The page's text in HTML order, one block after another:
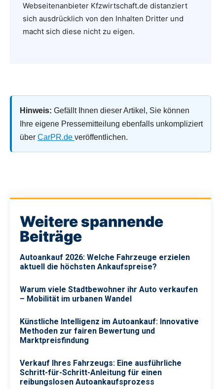
Webseitenanbieter Kfzwirtschaft.de distanziert
sich ausdrücklich von den Inhalten Dritter und
macht sich diese nicht zu eigen.
Hinweis: Gefällt Ihnen dieser Artikel, Sie können
Ihre eigene Pressemitteilung ebenfalls unkompliziert
über CarPR.de veröffentlichen.
Weitere spannende
Beiträge
Autoankauf 2026: Welche Fahrzeuge erzielen
aktuell die höchsten Ankaufspreise?
Warum viele Stadtbewohner ihr Auto verkaufen
– Mobilität im urbanen Wandel
Künstliche Intelligenz im Autoankauf: Innovative
Methoden zur fairen Bewertung und
Marktpreisfindung
Verkauf Ihres Fahrzeugs: Eine ausführliche
Schritt-für-Schritt-Anleitung für einen
reibungslosen Autoankaufsprozess